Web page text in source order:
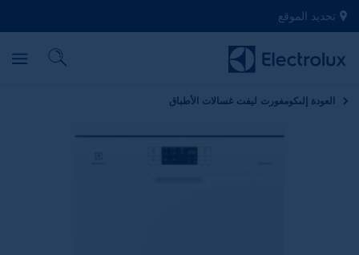
تحديد الموقع
العودة إلىكومفورت ليفت غسالات الأطباق